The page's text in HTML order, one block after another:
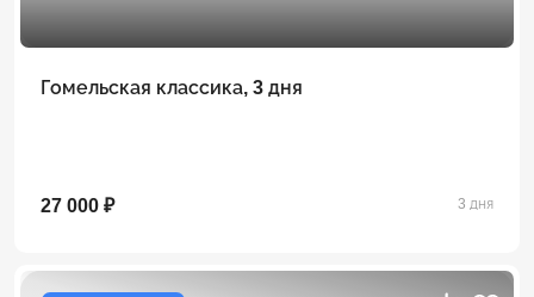
Гомельская классика, 3 дня
27 000 ₽ 3 дня